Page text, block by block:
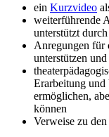
ein Kurzvideo
weiterführende
unterstützt
Anregungen für
unterstützen
Erarbeitung und
ermöglichen,
können
Verweise zu